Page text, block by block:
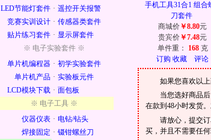
LED节能灯套件 · 遥控开关报警
竞赛实训设计 · 传感器类套件
贴片练习套件 · 显示屏套件
※ 电子实验套件 ※
单片机编程器 · 初学实验套件
单片机产品 · 实验板元件
LCD模块下载 · 面包板
※ 电子工具 ※
仪器仪表 · 电钻/钻头
焊接固定 · 镊钳螺丝刀
手机工具31合1 组合
刀套件
商城价 ￥8.80元
贵宾价 ￥7.48元
单件重：
168 克
订购 收藏 评论
如果您喜欢以
当您选好商品
在款到48小时发货
请放心，提交
买，并且不需要任何